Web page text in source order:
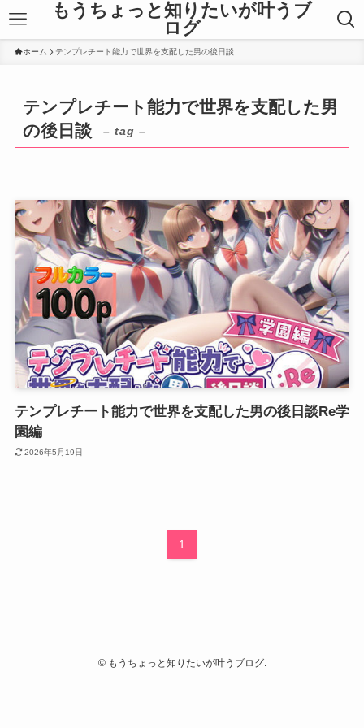
もうちょっと知りたいが叶うブ
ログ
ホーム テンプレチート能力で世界を支配した男の後日談
テンプレチート能力で世界を支配した男
の後日談
– tag –
テンプレチート能力で世界を支配した男の後日談Re学
園編
2026年5月19日
1
©もうちょっと知りたいが叶うブログ.